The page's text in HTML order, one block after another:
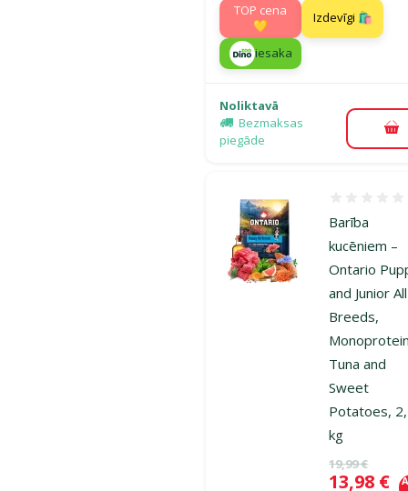
TOP cena
💛
Izdevīgi 🛍️
iesaka
Noliktavā
Bezmaksas
piegāde
Barība
kucēniem –
Ontario
and Junior All
Breeds,
Tuna and
Sweet
Potatoes,
kg
Oriģinālā
19,99 €
Cena
13,98 €